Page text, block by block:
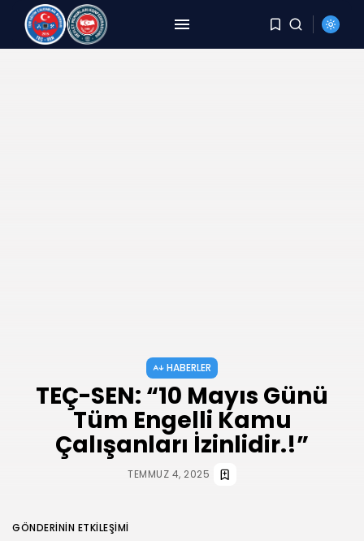
AĞUSTOS 3, 2026
HABERLER
ANKARA 2. NOLU ŞUBESİ 1.
OLAĞAN...
TEMMUZ 31, 2026
HABERLER
TEÇ-SEN: “10 Mayıs Günü
Tüm Engelli Kamu
Çalışanları İzinlidir.!”
TEMMUZ 4, 2025
GÖNDERININ ETKILEŞIMI